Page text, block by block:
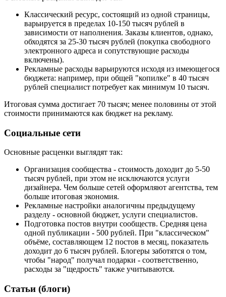
Классический ресурс, состоящий из одной страницы,
варьируется в пределах 10-150 тысяч рублей в
зависимости от наполнения. Заказы клиентов, однако,
обходятся за 25-30 тысяч рублей (покупка свободного
электронного адреса и сопутствующие расходы
включены).
Рекламные расходы варьируются исходя из имеющегося
бюджета: например, при общей "копилке" в 40 тысяч
рублей специалист потребует как минимум 10 тысяч.
Итоговая сумма достигает 70 тысяч; менее половины от этой
стоимости принимаются как бюджет на рекламу.
Социальные сети
Основные расценки выглядят так:
Организация сообщества - стоимость доходит до 5-50
тысяч рублей, при этом не исключаются услуги
дизайнера. Чем больше сетей оформляют агентства, тем
больше итоговая экономия.
Рекламные настройки аналогичны предыдущему
разделу - основной бюджет, услуги специалистов.
Подготовка постов внутри сообществ. Средняя цена
одной публикации - 500 рублей. При "классическом"
объёме, составляющем 12 постов в месяц, показатель
доходит до 6 тысяч рублей. Блогеры заботятся о том,
чтобы "народ" получал подарки - соответственно,
расходы за "щедрость" также учитываются.
Статьи (блоги)